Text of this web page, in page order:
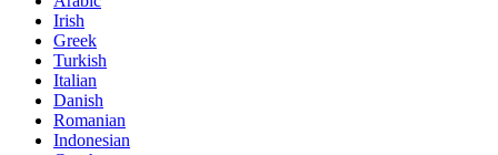
Irish
Greek
Turkish
Italian
Danish
Romanian
Indonesian